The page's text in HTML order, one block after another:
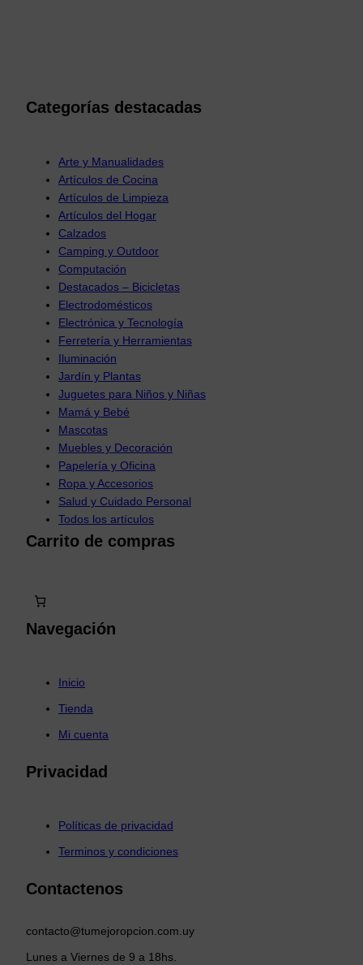
Categorías destacadas
Arte y Manualidades
Artículos de Cocina
Artículos de Limpieza
Artículos del Hogar
Calzados
Camping y Outdoor
Computación
Destacados – Bicicletas
Electrodomésticos
Electrónica y Tecnología
Ferretería y Herramientas
Iluminación
Jardín y Plantas
Juguetes para Niños y Niñas
Mamá y Bebé
Mascotas
Muebles y Decoración
Papelería y Oficina
Ropa y Accesorios
Salud y Cuidado Personal
Todos los artículos
Carrito de compras
Navegación
Inicio
Tienda
Mi cuenta
Privacidad
Políticas de privacidad
Terminos y condiciones
Contactenos
contacto@tumejoropcion.com.uy
Lunes a Viernes de 9 a 18hs.